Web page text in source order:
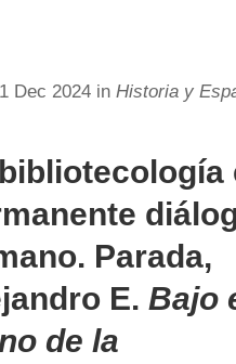
Dec 2024 in Historia y
Parada,
E. Bajo
de la